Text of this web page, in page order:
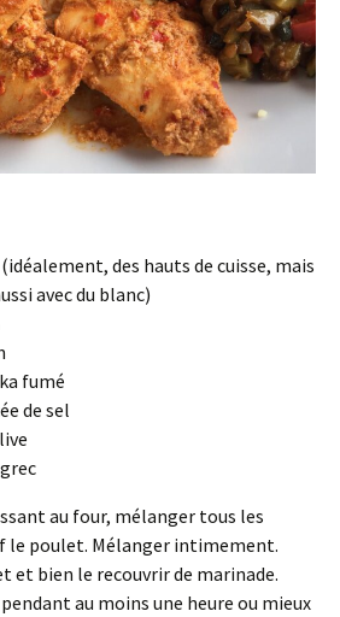
des hauts de cuisse, mais
avec du blanc)
fumé
de sel
au four, mélanger tous les
le poulet. Mélanger intimement.
et bien le recouvrir de marinade.
au moins une heure ou mieux